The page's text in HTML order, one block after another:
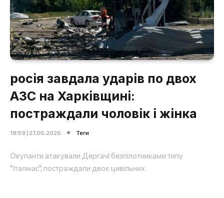
росія завдала ударів по двох
АЗС на Харківщині:
постраждали чоловік і жінка
18:59 | 27.06.2026 Теги
Окупанти атакували Дергачі безпілотниками типу
"Італмас", постраждали двоє цивільних